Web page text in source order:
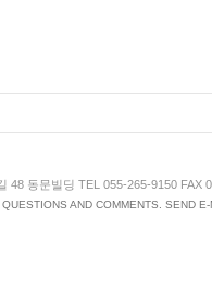
48 동문빌딩 TEL 055-265-9150 FAX
AND COMMENTS. SEND